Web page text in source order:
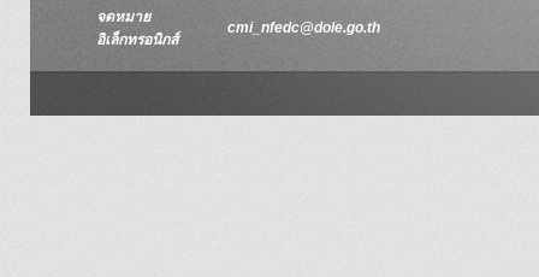
จดหมาย
อิเล็กทรอนิกส์
cmi_nfedc@dole.go.th